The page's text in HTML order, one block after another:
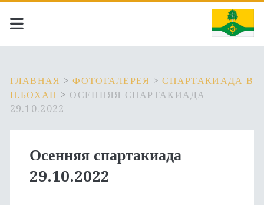
ГЛАВНАЯ >ФОТОГАЛЕРЕЯ >СПАРТАКИАДА В
П.БОХАН > ОСЕННЯЯ СПАРТАКИАДА
29.10.2022
Осенняя спартакиада
29.10.2022